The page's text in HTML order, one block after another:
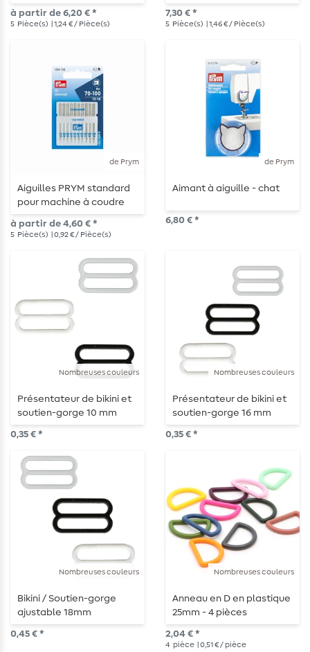
à partir de 6,20 € *
5 Pièce(s) | 1,24 € / Pièce(s)
5 pièces
7,30 € *
5 Pièce(s) | 1,46 € / Pièce(s)
de Prym
Aiguilles PRYM standard
pour machine à coudre
à partir de 4,60 € *
5 Pièce(s) | 0,92 € / Pièce(s)
de Prym
Aimant à aiguille - chat
6,80 € *
Nombreuses couleurs
Présentateur de bikini et
soutien-gorge 10 mm
0,35 € *
Nombreuses couleurs
Présentateur de bikini et
soutien-gorge 16 mm
0,35 € *
Nombreuses couleurs
Bikini / Soutien-gorge
ajustable 18mm
0,45 € *
Nombreuses couleurs
Anneau en D en plastique
25mm - 4 pièces
2,04 € *
4 pièce | 0,51 € / pièce